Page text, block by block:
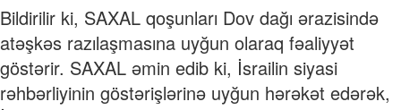
Bildirilir ki, SAXAL qoşunları Dov dağı ərazisində
atəşkəs razılaşmasına uyğun olaraq fəaliyyət
göstərir. SAXAL əmin edib ki, İsrailin siyasi
rəhbərliyinin göstərişlərinə uyğun hərəkət edərək,